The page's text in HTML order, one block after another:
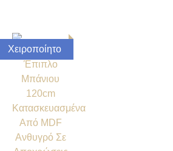
Χειροποίητο